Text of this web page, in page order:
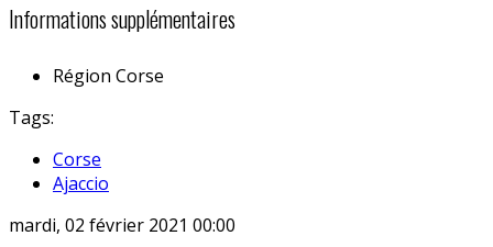
Informations supplémentaires
Région Corse
Tags:
Corse
Ajaccio
mardi, 02 février 2021 00:00